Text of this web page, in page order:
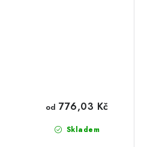
Skladem
od 776,03 Kč